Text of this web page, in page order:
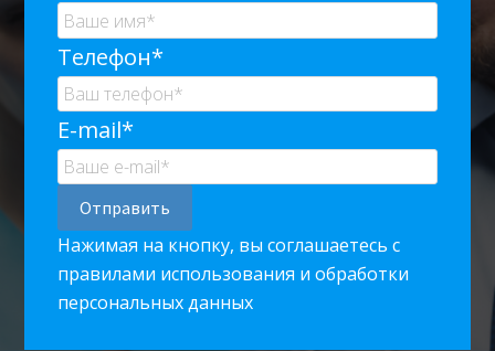
Телефон*
E-mail*
Нажимая на кнопку, вы соглашаетесь с
правилами использования и обработки
персональных данных